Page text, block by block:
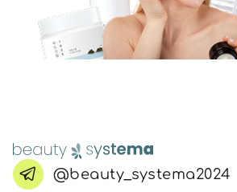
@beauty_systema2024